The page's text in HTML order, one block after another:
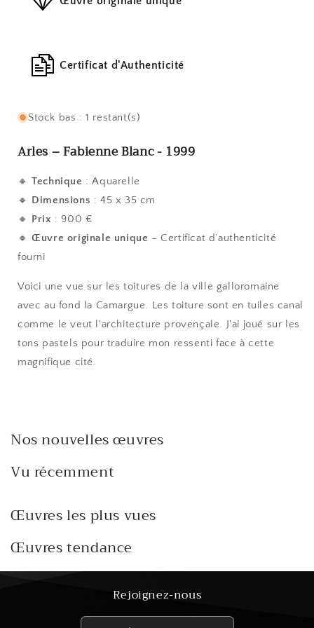
Certificat d'Authenticité
Stock bas : 1 restant(s)
Arles – Fabienne Blanc - 1999
🔸Technique : Aquarelle
🔸 Dimensions : 45 x 35 cm
🔸 Prix : 900 €
🔸Œuvre originale unique – Certificat d’authenticité
fourni
Voici une vue sur les toitures de la ville galloromaine
avec au fond la Camargue. Les toiture sont en tuiles canal
comme le veut l'architecture provençale. J'ai joué sur les
tons pastels pour traduire mon ressenti face à cette
magnifique cité.
Nos nouvelles œuvres
Vu récemment
Œuvres les plus vues
Œuvres tendance
Rejoignez-nous